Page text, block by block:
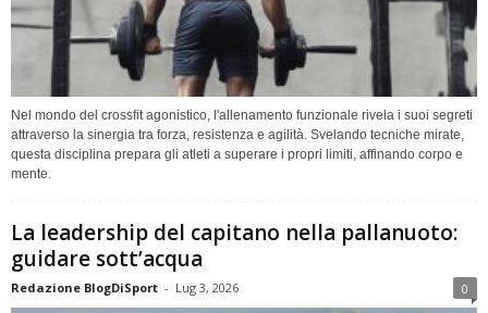
Nel mondo del crossfit agonistico, l'allenamento funzionale rivela i suoi segreti
attraverso la sinergia tra forza, resistenza e agilità. Svelando tecniche mirate,
questa disciplina prepara gli atleti a superare i propri limiti, affinando corpo e
mente.
La leadership del capitano nella pallanuoto:
guidare sott’acqua
Redazione BlogDiSport - Lug 3, 2026 0